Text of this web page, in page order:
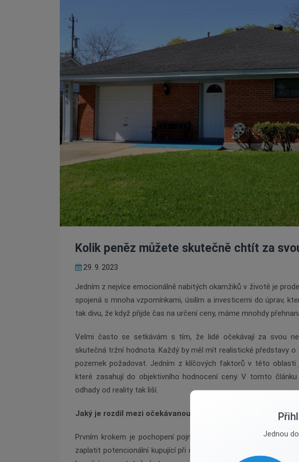
Kolik peněz můžete skutečně chtít za
29. 9. 2023
Jedním z nejvíce emocionálně nabitých okamžiků v životě je
spojená s mnoha vzpomínkami, úsilím a investicemi do úprav,
tak divu, že když přijde čas na určení ceny, máme mnohdy
Velmi často se setkávám s tím, že lidé očekávají za svou
skutečná tržní hodnota. Každý by měl mít realistické představy
pozemek požadovat. Jedním z klíčových faktorů v této oblasti
které zasahují do objektivního hodnocení ceny. V tomto
odhady od reality tak liší.
Jaký je rozdíl mezi očekávanou a skutečnou cenou?
Prvním krokem je pochopení pojmu tržní hodnoty. Tržní
zaplatit potencionální kupující při dodržení veškerých podmínek.
Jednou